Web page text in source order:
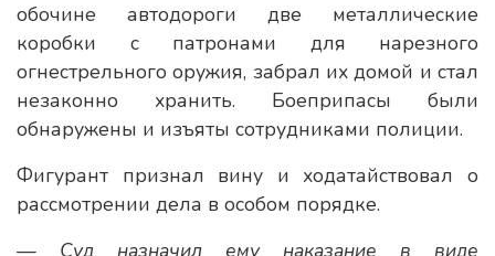
обочине автодороги две металлические
коробки с патронами для нарезного
огнестрельного оружия, забрал их домой и стал
незаконно хранить. Боеприпасы были
обнаружены и изъяты сотрудниками полиции.
Фигурант признал вину и ходатайствовал о
рассмотрении дела в особом порядке.
— Суд назначил ему наказание в виде